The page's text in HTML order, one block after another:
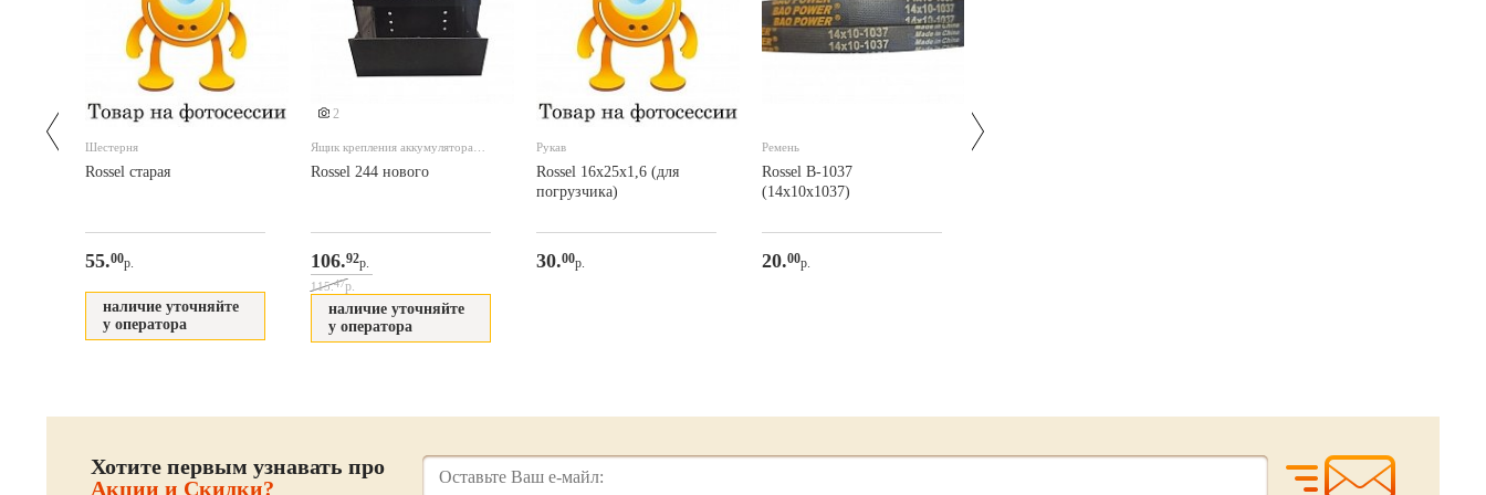
Шестерня
Rossel старая
55.00р.
наличие уточняйте
у оператора
2
Ящик крепления аккумулятора
Rossel 244 нового
106.92р.
115.47р.
наличие уточняйте
у оператора
Рукав
Rossel 16х25х1,6 (для
погрузчика)
30.00р.
Ремень
Rossel В-1037
(14х10х1037)
20.00р.
Хотите первым узнавать про
Акции и Скидки?